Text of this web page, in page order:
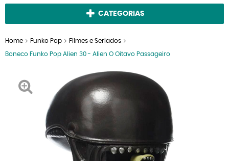
CATEGORIAS
Home Funko Pop Filmes e Seriados
Boneco Funko Pop Alien 30 - Alien O Oitavo Passageiro